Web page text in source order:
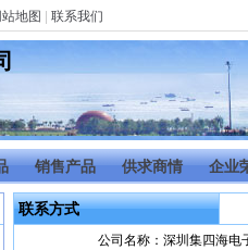
站地图 联系我们
销售产品 供求商情 企业
联系方式
公司名称： 深圳集四海电